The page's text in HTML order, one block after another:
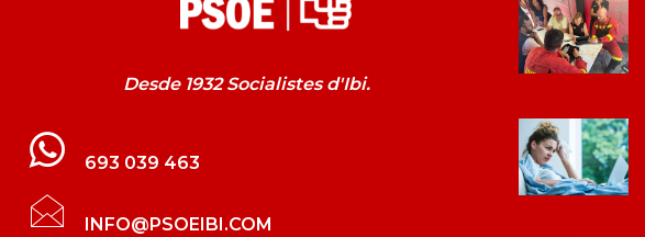
Desde 1932 Socialistes d'Ibi.
693 039 463
INFO@PSOEIBI.COM